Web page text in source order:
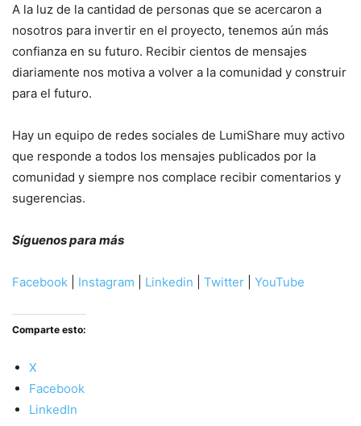
A la luz de la cantidad de personas que se acercaron a
nosotros para invertir en el proyecto, tenemos aún más
confianza en su futuro. Recibir cientos de mensajes
diariamente nos motiva a volver a la comunidad y construir
para el futuro.
Hay un equipo de redes sociales de LumiShare muy activo
que responde a todos los mensajes publicados por la
comunidad y siempre nos complace recibir comentarios y
sugerencias.
Síguenos para más
Facebook Instagram Linkedin Twitter YouTube
Comparte esto:
X
Facebook
LinkedIn